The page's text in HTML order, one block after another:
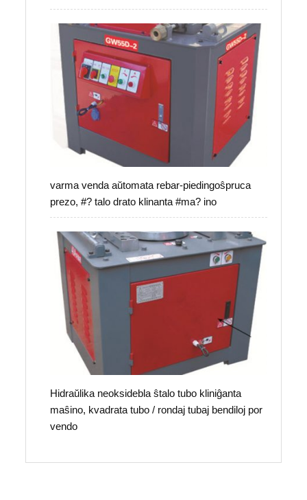
varma venda aŭtomata rebar-piedingoŝpruca
prezo, #? talo drato klinanta #ma? ino
Hidraŭlika neoksidebla ŝtalo tubo kliniĝanta
maŝino, kvadrata tubo / rondaj tubaj bendiloj por
vendo